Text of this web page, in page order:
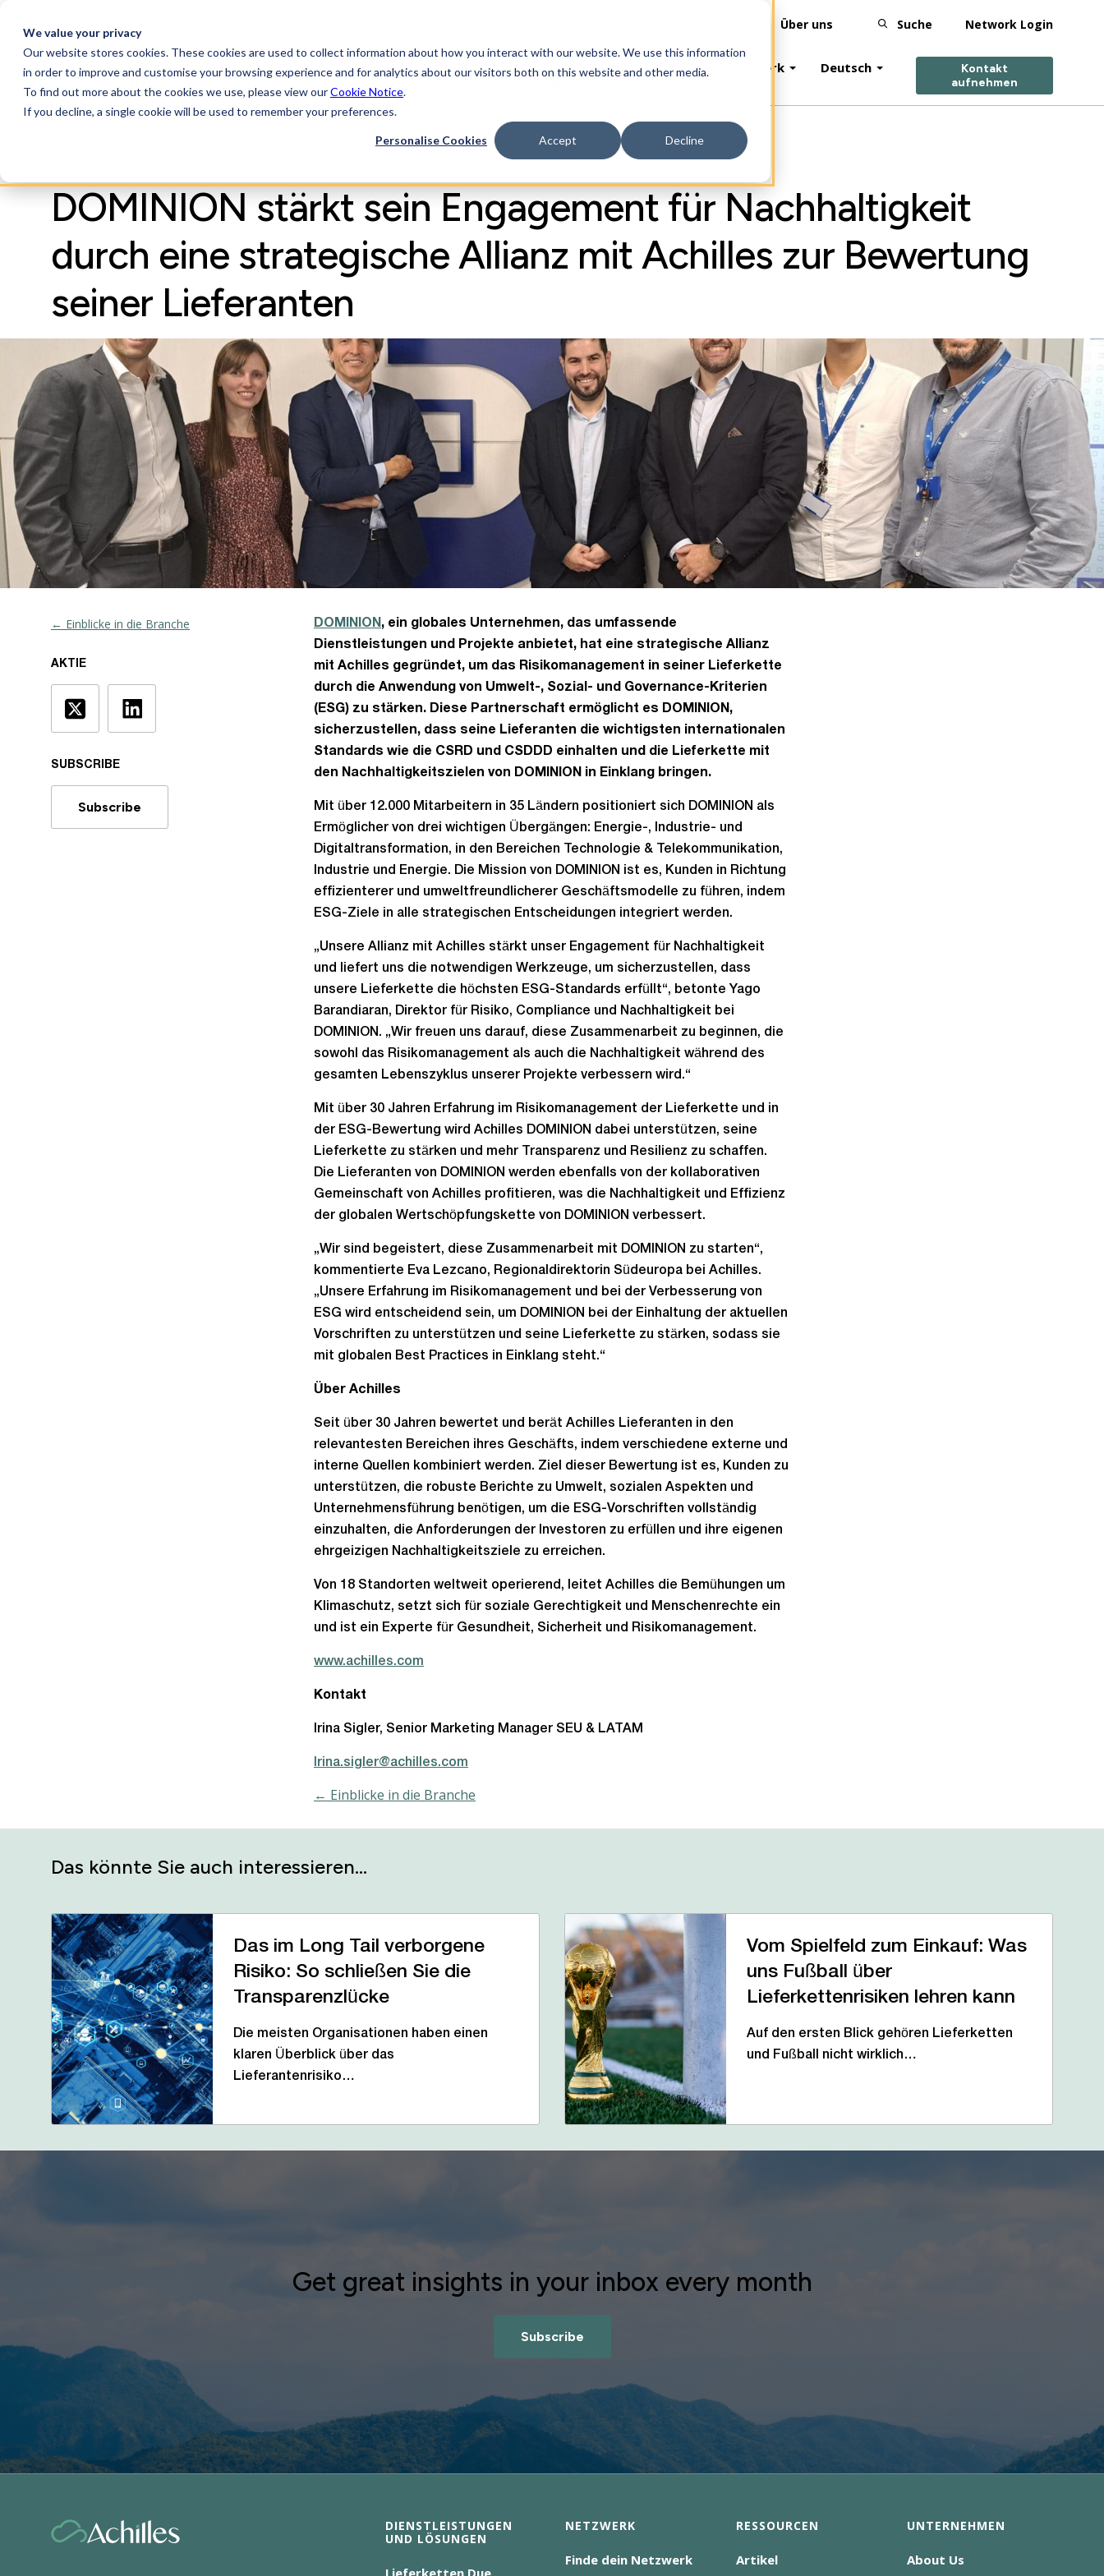
We value your privacy
Our website stores cookies. These cookies are used to collect information about how you interact with our website. We use this information
in order to improve and customise your browsing experience and for analytics about our visitors both on this website and other media.
To find out more about the cookies we use, please view ourCookie Notice.
If you decline, a single cookie will be used to remember your preferences.
Personalise Cookies Accept Decline
Über uns Suche Network Login
AchillesAI Plattform Lösungen Branchen
Einblicke &
Lieferantennetzwerk Deutsch
Kontakt
aufnehmen
DOMINION stärkt sein Engagement für Nachhaltigkeit
durch eine strategische Allianz mit Achilles zur Bewertung
seiner Lieferanten
← Einblicke in die Branche
AKTIE
SUBSCRIBE
Subscribe
DOMINION , ein globales Unternehmen, das umfassende
Dienstleistungen und Projekte anbietet, hat eine strategische Allianz
mit Achilles gegründet, um das Risikomanagement in seiner Lieferkette
durch die Anwendung von Umwelt-, Sozial- und Governance-Kriterien
(ESG) zu stärken. Diese Partnerschaft ermöglicht es DOMINION,
sicherzustellen, dass seine Lieferanten die wichtigsten internationalen
Standards wie die CSRD und CSDDD einhalten und die Lieferkette mit
den Nachhaltigkeitszielen von DOMINION in Einklang bringen.
Mit über 12.000 Mitarbeitern in 35 Ländern positioniert sich DOMINION als
Ermöglicher von drei wichtigen Übergängen: Energie-, Industrie- und
Digitaltransformation, in den Bereichen Technologie & Telekommunikation,
Industrie und Energie. Die Mission von DOMINION ist es, Kunden in Richtung
effizienterer und umweltfreundlicherer Geschäftsmodelle zu führen, indem
ESG-Ziele in alle strategischen Entscheidungen integriert werden.
„Unsere Allianz mit Achilles stärkt unser Engagement für Nachhaltigkeit
und liefert uns die notwendigen Werkzeuge, um sicherzustellen, dass
unsere Lieferkette die höchsten ESG-Standards erfüllt“, betonte Yago
Barandiaran, Direktor für Risiko, Compliance und Nachhaltigkeit bei
DOMINION. „Wir freuen uns darauf, diese Zusammenarbeit zu beginnen, die
sowohl das Risikomanagement als auch die Nachhaltigkeit während des
gesamten Lebenszyklus unserer Projekte verbessern wird.“
Mit über 30 Jahren Erfahrung im Risikomanagement der Lieferkette und in
der ESG-Bewertung wird Achilles DOMINION dabei unterstützen, seine
Lieferkette zu stärken und mehr Transparenz und Resilienz zu schaffen.
Die Lieferanten von DOMINION werden ebenfalls von der kollaborativen
Gemeinschaft von Achilles profitieren, was die Nachhaltigkeit und Effizienz
der globalen Wertschöpfungskette von DOMINION verbessert.
„Wir sind begeistert, diese Zusammenarbeit mit DOMINION zu starten“,
kommentierte Eva Lezcano, Regionaldirektorin Südeuropa bei Achilles.
„Unsere Erfahrung im Risikomanagement und bei der Verbesserung von
ESG wird entscheidend sein, um DOMINION bei der Einhaltung der aktuellen
Vorschriften zu unterstützen und seine Lieferkette zu stärken, sodass sie
mit globalen Best Practices in Einklang steht.“
Über Achilles
Seit über 30 Jahren bewertet und berät Achilles Lieferanten in den
relevantesten Bereichen ihres Geschäfts, indem verschiedene externe und
interne Quellen kombiniert werden. Ziel dieser Bewertung ist es, Kunden zu
unterstützen, die robuste Berichte zu Umwelt, sozialen Aspekten und
Unternehmensführung benötigen, um die ESG-Vorschriften vollständig
einzuhalten, die Anforderungen der Investoren zu erfüllen und ihre eigenen
ehrgeizigen Nachhaltigkeitsziele zu erreichen.
Von 18 Standorten weltweit operierend, leitet Achilles die Bemühungen um
Klimaschutz, setzt sich für soziale Gerechtigkeit und Menschenrechte ein
und ist ein Experte für Gesundheit, Sicherheit und Risikomanagement.
www.achilles.com
Kontakt
Irina Sigler, Senior Marketing Manager SEU & LATAM
Irina.sigler@achilles.com
← Einblicke in die Branche
Das könnte Sie auch interessieren…
Das im Long Tail verborgene
Risiko: So schließen Sie die
Transparenzlücke
Die meisten Organisationen haben einen
klaren Überblick über das
Lieferantenrisiko…
Vom Spielfeld zum Einkauf: Was
uns Fußball über
Lieferkettenrisiken lehren kann
Auf den ersten Blick gehören Lieferketten
und Fußball nicht wirklich…
Get great insights in your inbox every month
Subscribe
DIENSTLEISTUNGEN
UND LÖSUNGEN
Lieferketten Due
NETZWERK
Finde dein Netzwerk
RESSOURCEN
Artikel
UNTERNEHMEN
About Us